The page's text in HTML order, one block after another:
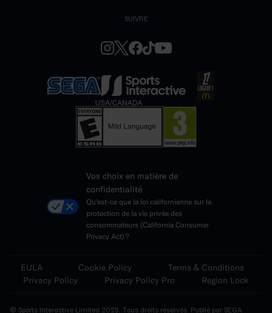
SUIVRE
Vos choix en matière de
confidentialité
Qu'est-ce que la loi californienne sur la
protection de la vie privée des
consommateurs (California Consumer
Privacy Act) ?
EULA Cookie Policy
Terms & Conditions
Privacy Policy
Privacy Policy Pro Region Lock
© Sports Interactive Limited 2025. Tous droits réservés. Publié par SEGA